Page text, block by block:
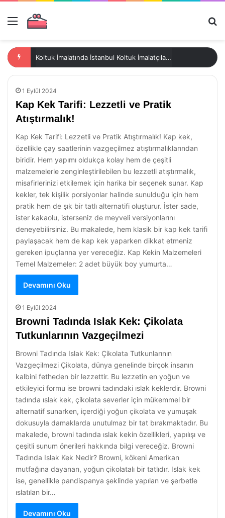
Menü
Koltuk İmalatında İstanbul Koltuk İmalatçılarının Mobilya Tasarım Hizmeti
1 Eylül 2024
Kap Kek Tarifi: Lezzetli ve Pratik
Atıştırmalık!
Kap Kek Tarifi: Lezzetli ve Pratik Atıştırmalık! Kap kek,
özellikle çay saatlerinin vazgeçilmez atıştırmalıklarından
biridir. Hem yapımı oldukça kolay hem de çeşitli
malzemelerle zenginleştirilebilen bu lezzetli atıştırmalık,
misafirlerinizi etkilemek için harika bir seçenek sunar. Kap
kekler, tek kişilik porsiyonlar halinde sunulduğu için hem
pratik hem de şık bir tatlı alternatifi oluşturur. İster sade,
ister kakaolu, isterseniz de meyveli versiyonlarını
deneyebilirsiniz. Bu makalede, hem klasik bir kap kek tarifi
paylaşacak hem de kap kek yaparken dikkat etmeniz
gereken ipuçlarına yer vereceğiz. Kap Kekin Malzemeleri
Temel Malzemeler: 2 adet büyük boy yumurta…
Devamını Oku
1 Eylül 2024
Browni Tadında Islak Kek: Çikolata
Tutkunlarının Vazgeçilmezi
Browni Tadında Islak Kek: Çikolata Tutkunlarının
Vazgeçilmezi Çikolata, dünya genelinde birçok insanın
kalbini fetheden bir lezzettir. Bu lezzetin en yoğun ve
etkileyici formu ise browni tadındaki ıslak keklerdir. Browni
tadında ıslak kek, çikolata severler için mükemmel bir
alternatif sunarken, içerdiği yoğun çikolata ve yumuşak
dokusuyla damaklarda unutulmaz bir tat bırakmaktadır. Bu
makalede, browni tadında ıslak kekin özellikleri, yapılışı ve
çeşitli sunum önerileri hakkında bilgi vereceğiz. Browni
Tadında Islak Kek Nedir? Browni, kökeni Amerikan
mutfağına dayanan, yoğun çikolatalı bir tatlıdır. Islak kek
ise, genellikle pandispanya şeklinde yapılan ve şerbetle
ıslatılan bir…
Devamını Oku